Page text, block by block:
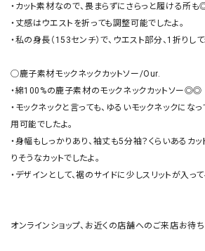
・カット素材なので、畏まらずにさらっと履ける所も
・丈感はウエストを折っても調整可能でしたよ。
・私の身長（153センチ）で、ウエスト部分、1折りし
◯鹿子素材モックネックカットソー/Our.
・綿100%の鹿子素材のモックネックカットソー◎◎
・モックネックと言っても、ゆるいモックネックにな
用可能でしたよ。
・身幅もしっかりあり、袖丈も5分袖？くらいあるカ
りそうなカットでしたよ。
・デザインとして、裾のサイドに少しスリットが入っ
オンラインショップ、お近くの店舗へのご来店お待